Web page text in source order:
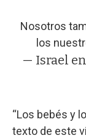
Nosotros
los
— Israel
“Los bebés y
texto de este